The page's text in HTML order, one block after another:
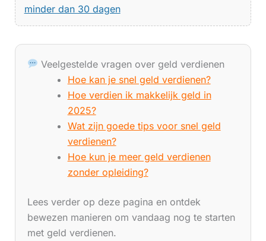
minder dan 30 dagen
Veelgestelde vragen over geld verdienen
Hoe kan je snel geld verdienen?
Hoe verdien ik makkelijk geld in
2025?
Wat zijn goede tips voor snel geld
verdienen?
Hoe kun je meer geld verdienen
zonder opleiding?
Lees verder op deze pagina en ontdek
bewezen manieren om vandaag nog te starten
met geld verdienen.